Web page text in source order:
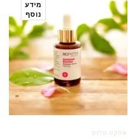
מידע
נוסף
אפקט פלוס